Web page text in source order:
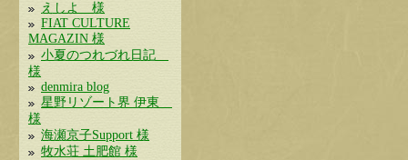
えしよ 様
FIAT CULTURE
MAGAZIN 様
小夏のつれづれ日記
様
denmira blog
星野リゾート界 伊東
様
海瀬京子Support 様
牧水荘 土肥館 様